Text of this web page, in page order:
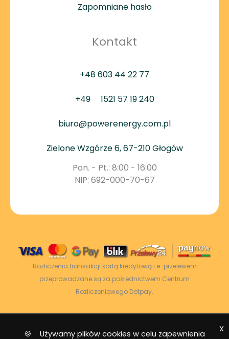
Zapomniane hasło
Kontakt
+48 603 44 22 77
+49 1521 57 19 240
biuro@powerenergy.com.pl
Zielone Wzgórze 6, 67-210 Głogów
Pon. - Pt.: 8:00 - 16:00
NIP: 692-000-70-67
Rozliczenia transakcji kartą kredytową i e-przelewem
przeprowadzane są za pośrednictwem Centrum
Rozliczeniowego Dotpay.
2026 © Power Energy -
Wszelkie prawa
🍪 Używamy plików cookies w celu zapewnienia X